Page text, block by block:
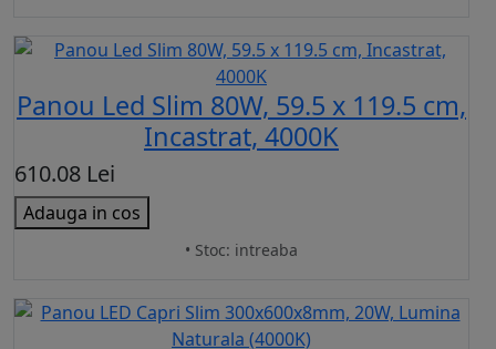
Panou Led Slim 80W, 59.5 x 119.5 cm,
Incastrat, 4000K
610.08 Lei
Adauga in cos
• Stoc: intreaba